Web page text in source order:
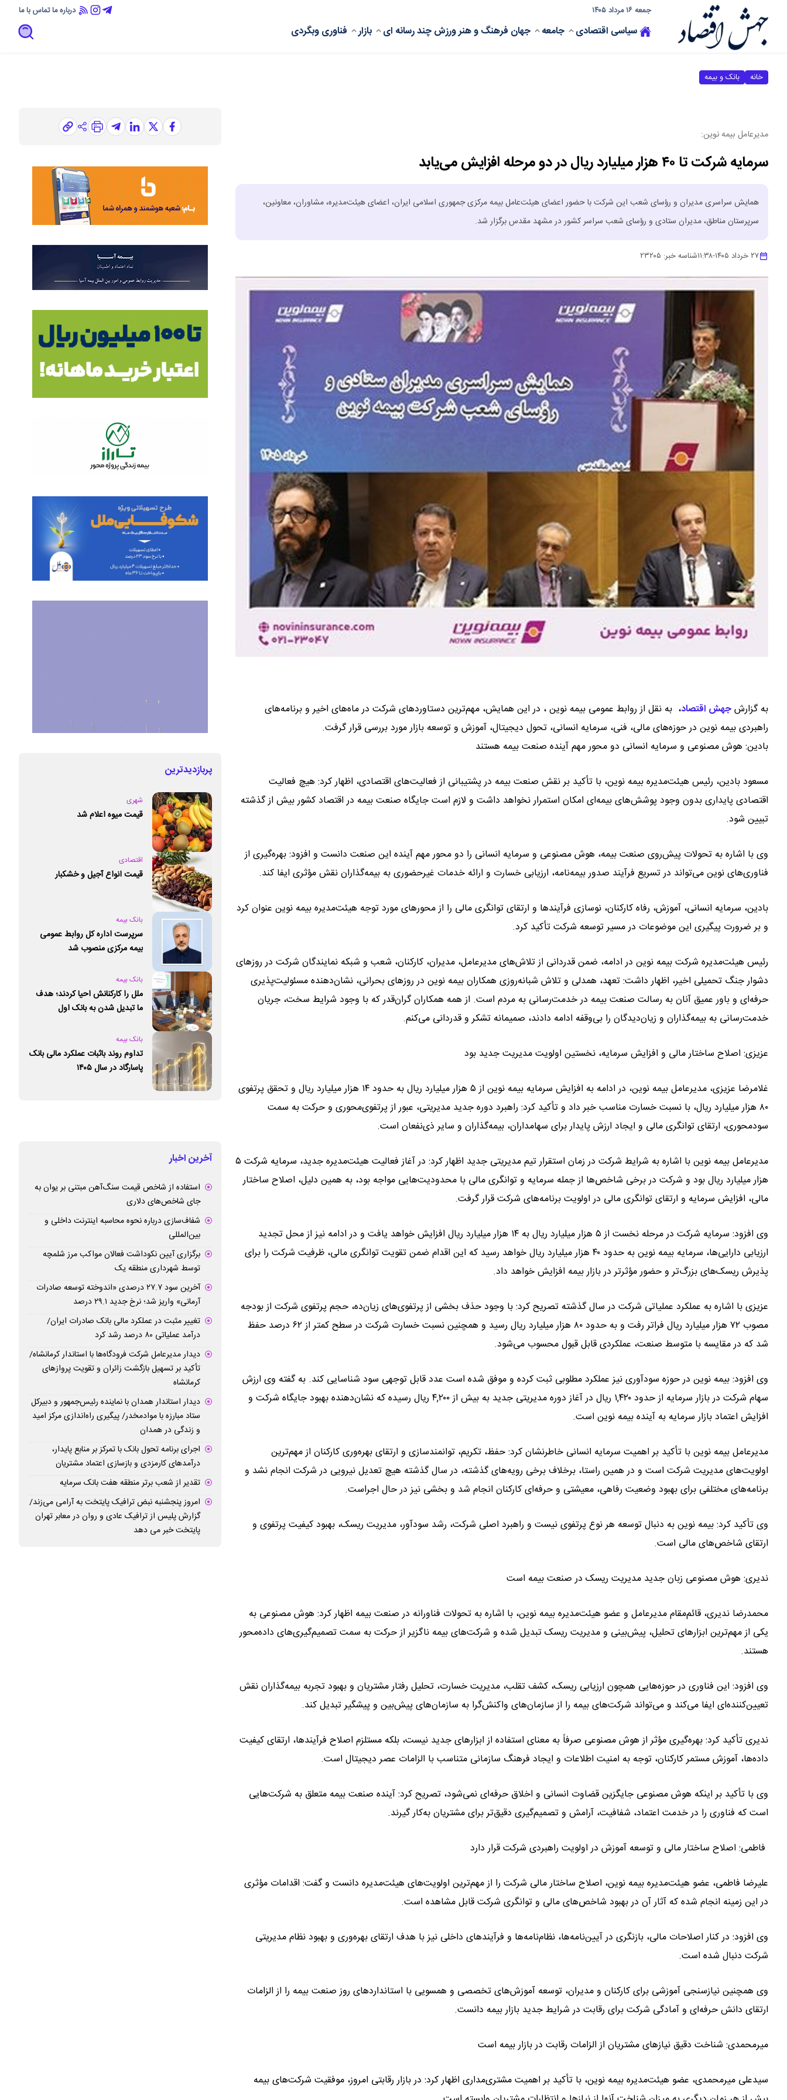
جمعه ۱۶ مرداد ۱۴۰۵ درباره ماتماس با ما
سیاسی اقتصادی جامعه جهان فرهنگ و هنرورزشچند رسانه ای بازار فناوریوبگردی
خانه بانک و بیمه
مدیرعامل بیمه نوین:
سرمایه شرکت تا ۴۰ هزار میلیارد ریال در دو مرحله افزایش می‌یابد
همایش سراسری مدیران و رؤسای شعب این شرکت با حضور اعضای هیئت‌عامل بیمه مرکزی جمهوری اسلامی ایران، اعضای هیئت‌مدیره، مشاوران، معاونین،
سرپرستان مناطق، مدیران ستادی و رؤسای شعب سراسر کشور در مشهد مقدس برگزار شد.
۲۷ خرداد ۱۴۰۵ -۱۱:۳۸شناسه خبر: ۲۳۲۰۵
به گزارشجهش اقتصاد، به نقل از روابط عمومی بیمه نوین ، در این همایش، مهم‌ترین دستاوردهای شرکت در ماه‌های اخیر و برنامه‌های
راهبردی بیمه نوین در حوزه‌های مالی، فنی، سرمایه انسانی، تحول دیجیتال، آموزش و توسعه بازار مورد بررسی قرار گرفت.
بادین: هوش مصنوعی و سرمایه انسانی دو محور مهم آینده صنعت بیمه هستند
مسعود بادین، رئیس هیئت‌مدیره بیمه نوین، با تأکید بر نقش صنعت بیمه در پشتیبانی از فعالیت‌های اقتصادی، اظهار کرد: هیچ فعالیت
اقتصادی پایداری بدون وجود پوشش‌های بیمه‌ای امکان استمرار نخواهد داشت و لازم است جایگاه صنعت بیمه در اقتصاد کشور بیش از گذشته
تبیین شود.
وی با اشاره به تحولات پیش‌روی صنعت بیمه، هوش مصنوعی و سرمایه انسانی را دو محور مهم آینده این صنعت دانست و افزود: بهره‌گیری از
فناوری‌های نوین می‌تواند در تسریع فرآیند صدور بیمه‌نامه، ارزیابی خسارت و ارائه خدمات غیرحضوری به بیمه‌گذاران نقش مؤثری ایفا کند.
بادین، سرمایه انسانی، آموزش، رفاه کارکنان، نوسازی فرآیندها و ارتقای توانگری مالی را از محورهای مورد توجه هیئت‌مدیره بیمه نوین عنوان کرد
و بر ضرورت پیگیری این موضوعات در مسیر توسعه شرکت تأکید کرد.
رئیس هیئت‌مدیره شرکت بیمه نوین در ادامه، ضمن قدردانی از تلاش‌های مدیرعامل، مدیران، کارکنان، شعب و شبکه نمایندگان شرکت در روزهای
دشوار جنگ تحمیلی اخیر، اظهار داشت: تعهد، همدلی و تلاش شبانه‌روزی همکاران بیمه نوین در روزهای بحرانی، نشان‌دهنده مسئولیت‌پذیری
حرفه‌ای و باور عمیق آنان به رسالت صنعت بیمه در خدمت‌رسانی به مردم است. از همه همکاران گران‌قدر که با وجود شرایط سخت، جریان
خدمت‌رسانی به بیمه‌گذاران و زیان‌دیدگان را بی‌وقفه ادامه دادند، صمیمانه تشکر و قدردانی می‌کنم.
عزیزی: اصلاح ساختار مالی و افزایش سرمایه، نخستین اولویت مدیریت جدید بود
غلامرضا عزیزی، مدیرعامل بیمه نوین، در ادامه به افزایش سرمایه بیمه نوین از ۵ هزار میلیارد ریال به حدود ۱۴ هزار میلیارد ریال و تحقق پرتفوی
۸۰ هزار میلیارد ریال، با نسبت خسارت مناسب خبر داد و تأکید کرد: راهبرد دوره جدید مدیریتی، عبور از پرتفوی‌محوری و حرکت به سمت
سودمحوری، ارتقای توانگری مالی و ایجاد ارزش پایدار برای سهامداران، بیمه‌گذاران و سایر ذی‌نفعان است.
مدیرعامل بیمه نوین با اشاره به شرایط شرکت در زمان استقرار تیم مدیریتی جدید اظهار کرد: در آغاز فعالیت هیئت‌مدیره جدید، سرمایه شرکت ۵
هزار میلیارد ریال بود و شرکت در برخی شاخص‌ها از جمله سرمایه و توانگری مالی با محدودیت‌هایی مواجه بود، به همین دلیل، اصلاح ساختار
مالی، افزایش سرمایه و ارتقای توانگری مالی در اولویت برنامه‌های شرکت قرار گرفت.
وی افزود: سرمایه شرکت در مرحله نخست از ۵ هزار میلیارد ریال به ۱۴ هزار میلیارد ریال افزایش خواهد یافت و در ادامه نیز از محل تجدید
ارزیابی دارایی‌ها، سرمایه بیمه نوین به حدود ۴۰ هزار میلیارد ریال خواهد رسید که این اقدام ضمن تقویت توانگری مالی، ظرفیت شرکت را برای
پذیرش ریسک‌های بزرگ‌تر و حضور مؤثرتر در بازار بیمه افزایش خواهد داد.
عزیزی با اشاره به عملکرد عملیاتی شرکت در سال گذشته تصریح کرد: با وجود حذف بخشی از پرتفوی‌های زیان‌ده، حجم پرتفوی شرکت از بودجه
مصوب ۷۲ هزار میلیارد ریال فراتر رفت و به حدود ۸۰ هزار میلیارد ریال رسید و همچنین نسبت خسارت شرکت در سطح کمتر از ۶۲ درصد حفظ
شد که در مقایسه با متوسط صنعت، عملکردی قابل قبول محسوب می‌شود.
وی افزود: بیمه نوین در حوزه سودآوری نیز عملکرد مطلوبی ثبت کرده و موفق شده است عدد قابل توجهی سود شناسایی کند. به گفته وی ارزش
سهام شرکت در بازار سرمایه از حدود ۱,۴۲۰ ریال در آغاز دوره مدیریتی جدید به بیش از ۴,۲۰۰ ریال رسیده که نشان‌دهنده بهبود جایگاه شرکت و
افزایش اعتماد بازار سرمایه به آینده بیمه نوین است.
مدیرعامل بیمه نوین با تأکید بر اهمیت سرمایه انسانی خاطرنشان کرد: حفظ، تکریم، توانمندسازی و ارتقای بهره‌وری کارکنان از مهم‌ترین
اولویت‌های مدیریت شرکت است و در همین راستا، برخلاف برخی رویه‌های گذشته، در سال گذشته هیچ تعدیل نیرویی در شرکت انجام نشد و
برنامه‌های مختلفی برای بهبود وضعیت رفاهی، معیشتی و حرفه‌ای کارکنان انجام شد و بخشی نیز در حال اجراست.
وی تأکید کرد: بیمه نوین به دنبال توسعه هر نوع پرتفوی نیست و راهبرد اصلی شرکت، رشد سودآور، مدیریت ریسک، بهبود کیفیت پرتفوی و
ارتقای شاخص‌های مالی است.
ندیری: هوش مصنوعی زبان جدید مدیریت ریسک در صنعت بیمه است
محمدرضا ندیری، قائم‌مقام مدیرعامل و عضو هیئت‌مدیره بیمه نوین، با اشاره به تحولات فناورانه در صنعت بیمه اظهار کرد: هوش مصنوعی به
یکی از مهم‌ترین ابزارهای تحلیل، پیش‌بینی و مدیریت ریسک تبدیل شده و شرکت‌های بیمه ناگزیر از حرکت به سمت تصمیم‌گیری‌های داده‌محور
هستند.
وی افزود: این فناوری در حوزه‌هایی همچون ارزیابی ریسک، کشف تقلب، مدیریت خسارت، تحلیل رفتار مشتریان و بهبود تجربه بیمه‌گذاران نقش
تعیین‌کننده‌ای ایفا می‌کند و می‌تواند شرکت‌های بیمه را از سازمان‌های واکنش‌گرا به سازمان‌های پیش‌بین و پیشگیر تبدیل کند.
ندیری تأکید کرد: بهره‌گیری مؤثر از هوش مصنوعی صرفاً به معنای استفاده از ابزارهای جدید نیست، بلکه مستلزم اصلاح فرآیندها، ارتقای کیفیت
داده‌ها، آموزش مستمر کارکنان، توجه به امنیت اطلاعات و ایجاد فرهنگ سازمانی متناسب با الزامات عصر دیجیتال است.
وی با تأکید بر اینکه هوش مصنوعی جایگزین قضاوت انسانی و اخلاق حرفه‌ای نمی‌شود، تصریح کرد: آینده صنعت بیمه متعلق به شرکت‌هایی
است که فناوری را در خدمت اعتماد، شفافیت، آرامش و تصمیم‌گیری دقیق‌تر برای مشتریان به‌کار گیرند.
فاطمی: اصلاح ساختار مالی و توسعه آموزش در اولویت راهبردی شرکت قرار دارد
علیرضا فاطمی، عضو هیئت‌مدیره بیمه نوین، اصلاح ساختار مالی شرکت را از مهم‌ترین اولویت‌های هیئت‌مدیره دانست و گفت: اقدامات مؤثری
در این زمینه انجام شده که آثار آن در بهبود شاخص‌های مالی و توانگری شرکت قابل مشاهده است.
وی افزود: در کنار اصلاحات مالی، بازنگری در آیین‌نامه‌ها، نظام‌نامه‌ها و فرآیندهای داخلی نیز با هدف ارتقای بهره‌وری و بهبود نظام مدیریتی
شرکت دنبال شده است.
وی همچنین نیازسنجی آموزشی برای کارکنان و مدیران، توسعه آموزش‌های تخصصی و همسویی با استانداردهای روز صنعت بیمه را از الزامات
ارتقای دانش حرفه‌ای و آمادگی شرکت برای رقابت در شرایط جدید بازار بیمه دانست.
میرمحمدی: شناخت دقیق نیازهای مشتریان از الزامات رقابت در بازار بیمه است
سیدعلی میرمحمدی، عضو هیئت‌مدیره بیمه نوین، با تأکید بر اهمیت مشتری‌مداری اظهار کرد: در بازار رقابتی امروز، موفقیت شرکت‌های بیمه
پربازدیدترین
شهری
قیمت میوه اعلام شد
اقتصادی
قیمت انواع آجیل و خشکبار
بانک بیمه
سرپرست اداره کل روابط عمومی
بیمه مرکزی منصوب شد
بانک بیمه
ملل را کارکنانش احیا کردند؛ هدف
ما تبدیل شدن به بانک اول
بانک بیمه
تداوم روند باثبات عملکرد مالی بانک
پاسارگاد در سال ۱۴۰۵
آخرین اخبار
استفاده از شاخص قیمت سنگ‌آهن مبتنی بر یوان به
جای شاخص‌های دلاری
شفاف‌سازی درباره نحوه محاسبه اینترنت داخلی و
بین‌المللی
برگزاری آیین نکوداشت فعالان مواکب مرز شلمچه
توسط شهرداری منطقه یک
آخرین سود ۲۷.۷ درصدی «اندوخته توسعه صادرات
آرمانی» واریز شد؛ نرخ جدید ۲۹.۱ درصد
تغییر مثبت در عملکرد مالی بانک صادرات ایران/
درآمد عملیاتی ۸۰ درصد رشد کرد
دیدار مدیرعامل شرکت فرودگاه‌ها با استاندار کرمانشاه/
تأکید بر تسهیل بازگشت زائران و تقویت پروازهای
کرمانشاه
دیدار استاندار همدان با نماینده رئیس‌جمهور و دبیرکل
ستاد مبارزه با موادمخدر/ پیگیری راه‌اندازی مرکز امید
و زندگی در همدان
اجرای برنامه تحول بانک با تمرکز بر منابع پایدار،
درآمدهای کارمزدی و بازسازی اعتماد مشتریان
تقدیر از شعب برتر منطقه هفت بانک سرمایه
امروز پنجشنبه نبض ترافیک پایتخت به آرامی می‌زند/
گزارش پلیس از ترافیک عادی و روان در معابر تهران
پایتخت خبر می دهد